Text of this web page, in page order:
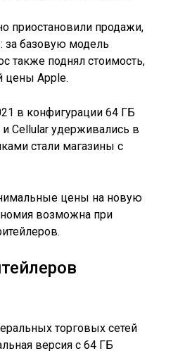
приостановили продажи,
за базовую модель
также поднял стоимость,
цены Apple.
в конфигурации 64 ГБ
Cellular удерживались в
стали магазины с
цены на новую
возможна при
торговых сетей
версия с 64 ГБ